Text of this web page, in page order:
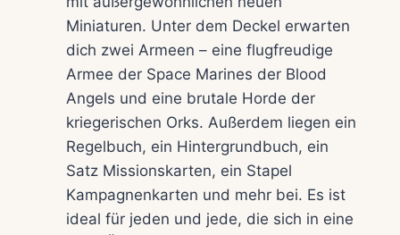
Miniaturen. Unter dem Deckel erwarten
dich zwei Armeen – eine flugfreudige
Armee der Space Marines der Blood
Angels und eine brutale Horde der
kriegerischen Orks. Außerdem liegen ein
Regelbuch, ein Hintergrundbuch, ein
Satz Missionskarten, ein Stapel
Kampagnenkarten und mehr bei. Es ist
ideal für jeden und jede, die sich in eine